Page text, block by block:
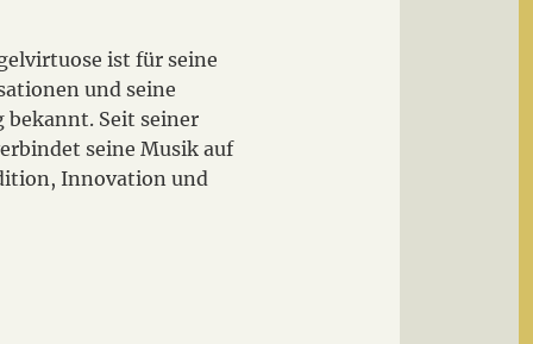
ist für seine
und seine
bekannt. Seit seiner
seine Musik auf
Innovation und